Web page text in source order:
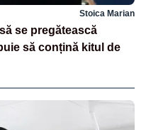
Stoica Marian
se pregătească
să conțină kitul de